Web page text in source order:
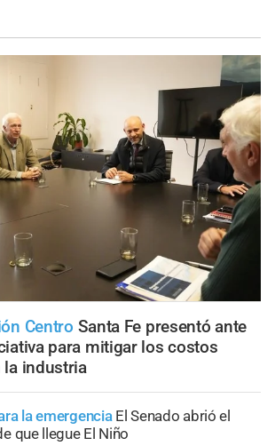
Centro Santa Fe presentó ante
para mitigar los costos
la industria
la emergencia El Senado abrió el
que llegue El Niño